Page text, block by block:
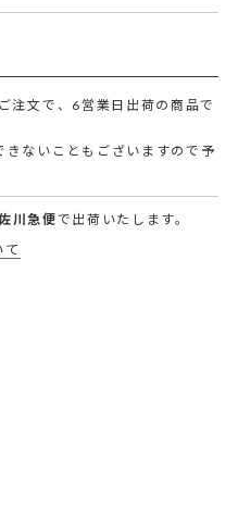
注文で、6営業日出荷の商品で
ないこともございますので予
川急便で出荷いたします。
て